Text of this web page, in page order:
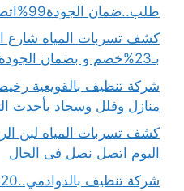
طلب..ضمان الجودة99%اتصل بنا
كشف تسربات المياه شارع
بـ23%خصم و بضمان الجودة100% اتصل الان
منازل وفلل وسجاد بأحدث
اليوم اتصل نصل فى الحال